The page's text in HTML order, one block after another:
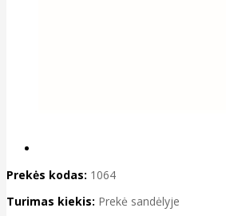
Prekės kodas: 1064
Turimas kiekis: Prekė sandėlyje